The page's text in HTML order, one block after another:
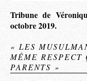
Tribune de
octobre 2019.
« LES
MÊME RESPECT
PARENTS »